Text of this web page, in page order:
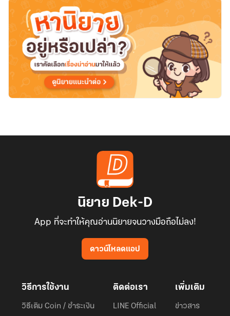
นิยาย Dek-D
App ที่จะทำให้คุณอ่านนิยายจนวางมือถือไม่ลง!
ดาวน์โหลดแอป
วิธีการใช้งาน
วิธีเติม Coin / ชำระเงิน
ติดต่อเรา
LINE Official
เพิ่มเติม
ข่าวสาร